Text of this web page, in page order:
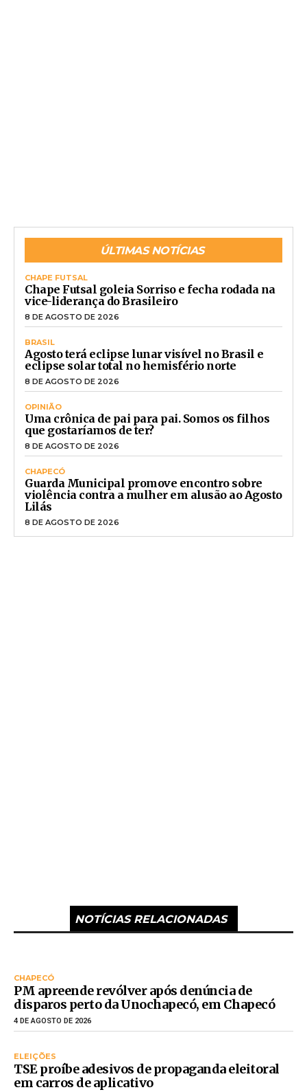
ÚLTIMAS NOTÍCIAS
CHAPE FUTSAL
Chape Futsal goleia Sorriso e fecha rodada na
vice-liderança do Brasileiro
8 DE AGOSTO DE 2026
BRASIL
Agosto terá eclipse lunar visível no Brasil e
eclipse solar total no hemisfério norte
8 DE AGOSTO DE 2026
OPINIÃO
Uma crônica de pai para pai. Somos os filhos
que gostaríamos de ter?
8 DE AGOSTO DE 2026
CHAPECÓ
Guarda Municipal promove encontro sobre
violência contra a mulher em alusão ao Agosto
Lilás
8 DE AGOSTO DE 2026
NOTÍCIAS RELACIONADAS
CHAPECÓ
PM apreende revólver após denúncia de
disparos perto da Unochapecó, em Chapecó
4 DE AGOSTO DE 2026
ELEIÇÕES
TSE proíbe adesivos de propaganda eleitoral
em carros de aplicativo